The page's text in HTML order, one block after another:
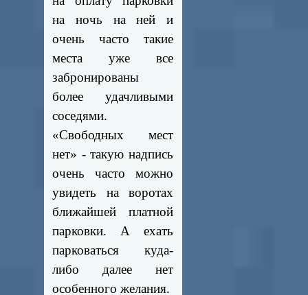
на ночь на ней и
очень часто такие
места уже все
забронированы
более удачливыми
соседями.
«Свободных мест
нет» - такую надпись
очень часто можно
увидеть на воротах
ближайшей платной
парковки. А ехать
парковаться куда-
либо далее нет
особенного желания.